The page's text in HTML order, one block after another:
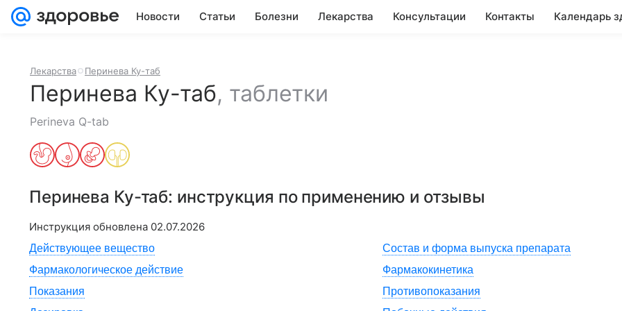
Новости Статьи Болезни Лекарства Консультации Контакты Календарь
Лекарства Перинева Ку-таб
Перинева Ку-таб, таблетки
Perineva Q-tab
Перинева Ку-таб: инструкция по применению и отзывы
Инструкция обновлена 02.07.2026
Действующее вещество
Состав и форма выпуска препарата
Фармакологическое действие
Фармакокинетика
Показания
Противопоказания